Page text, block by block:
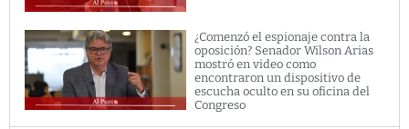
¿Comenzó el espionaje contra la
oposición? Senador Wilson Arias
mostró en video como
encontraron un dispositivo de
escucha oculto en su oficina del
Congreso